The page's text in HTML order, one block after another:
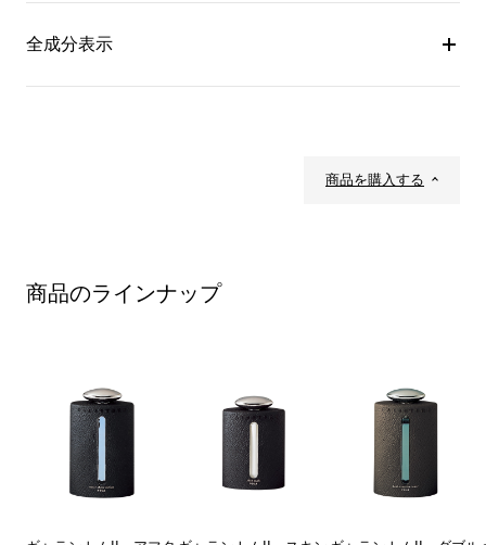
全成分表示
商品を購入する
商品のラインナップ